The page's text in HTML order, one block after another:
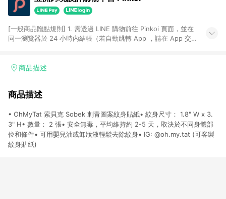
[一般商品贈點規則] 1. 需透過 LINE 購物前往 Pinkoi 頁面，並在
同一瀏覽器於 24 小時內結帳（若自動跳轉 App ，請在 App 交
回饋訂單不得享有 Pinkoi 站方優惠，例如首購優惠，P coins，
行為，不具贈點資格，部分退款不在此限。 6. APP 請更新至
貨後 45 天後發送。 8. 群眾募資商品，禮物卡，開館保證金，補
運費，攤位費等不具贈點資格。 9. LINE 購物站上之商品規格、
顏色、價位、贈品如與 Pinkoi 商品資訊頁及購物車不符，以
Pinkoi 購物商品資訊頁及購物車標示為準。 10. 點數紅包使用規
商品描述
商品描述
• OhMyTat 索貝克 Sobek 刺青圖案紋身貼紙• 紋身尺寸： 1.8" W x 3.
3" H• 數量： 2 張• 安全無毒，平均維持約 2-5 天，取決於不同身體部
位和條件• 可用嬰兒油或卸妝液輕鬆去除紋身• IG: @oh.my.tat (可客製
紋身貼紙)